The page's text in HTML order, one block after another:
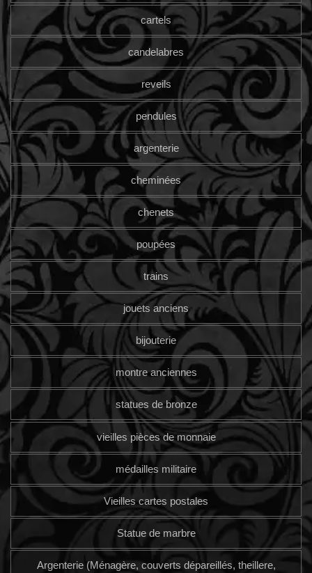
cartels
candelabres
reveils
pendules
argenterie
cheminées
chenets
poupées
trains
jouets anciens
bijouterie
montre anciennes
statues de bronze
vieilles pièces de monnaie
médailles militaire
Vieilles cartes postales
Statue de marbre
Argenterie (Ménagère, couverts dépareillés, theillere,